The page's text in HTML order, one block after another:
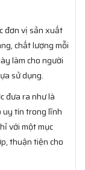
đơn vị sản xuất
chất lượng mỗi
làm cho người
sử dụng.
đưa ra như là
uy tín trong lĩnh
với một mục
thuận tiện cho